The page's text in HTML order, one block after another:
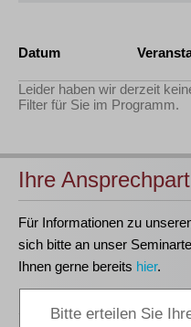
Datum
Leider haben wir derzeit
Filter für Sie im Programm.
Ihre
Für Informationen zu
sich bitte an unser
Ihnen gerne bereits hier.
Stefanie Döhler